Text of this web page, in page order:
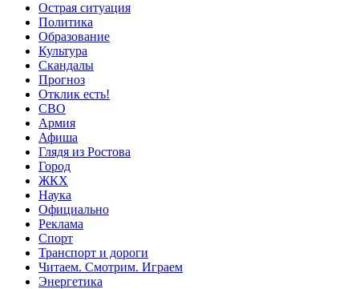
Острая ситуация
Политика
Образование
Культура
Скандалы
Прогноз
Отклик есть!
СВО
Армия
Афиша
Глядя из Ростова
Город
ЖКХ
Наука
Официально
Реклама
Спорт
Транспорт и дороги
Читаем. Смотрим. Играем
Энергетика